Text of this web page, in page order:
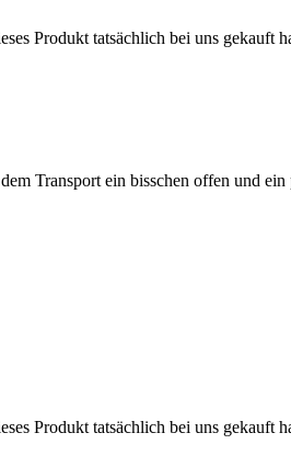
Produkt tatsächlich bei uns gekauft
Transport ein bisschen offen und
Produkt tatsächlich bei uns gekauft